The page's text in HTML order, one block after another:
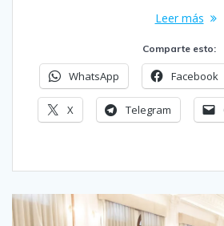
Leer más
Comparte esto:
WhatsApp Facebook
X Telegram